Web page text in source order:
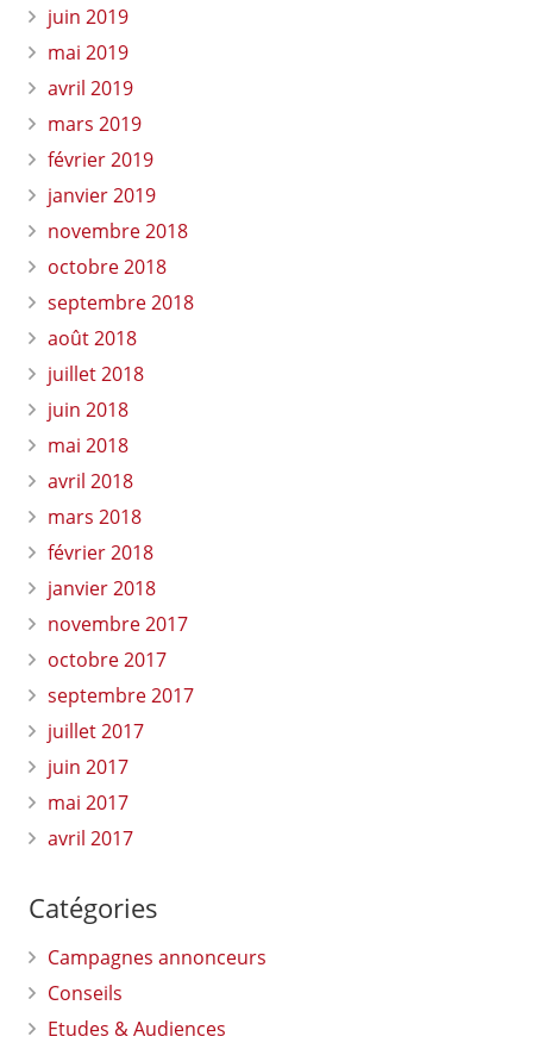
juin 2019
mai 2019
avril 2019
mars 2019
février 2019
janvier 2019
novembre 2018
octobre 2018
septembre 2018
août 2018
juillet 2018
juin 2018
mai 2018
avril 2018
mars 2018
février 2018
janvier 2018
novembre 2017
octobre 2017
septembre 2017
juillet 2017
juin 2017
mai 2017
avril 2017
Catégories
Campagnes annonceurs
Conseils
Etudes & Audiences